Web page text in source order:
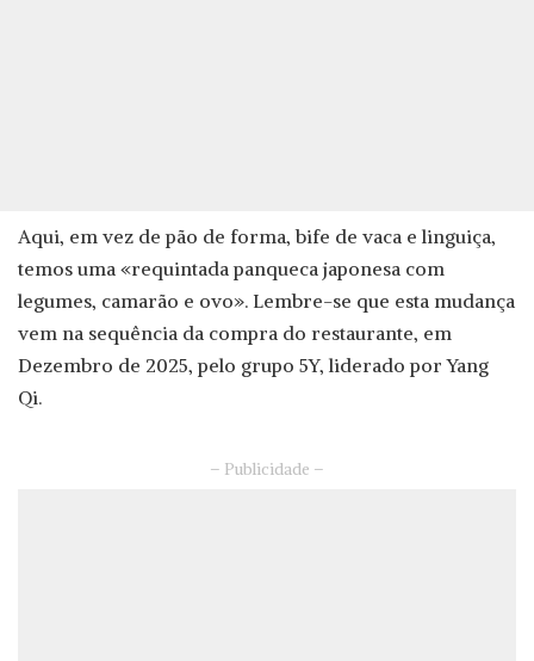
Aqui, em vez de pão de forma, bife de vaca e linguiça,
temos uma «requintada panqueca japonesa com
legumes, camarão e ovo». Lembre-se que esta mudança
vem na sequência da compra do restaurante, em
Dezembro de 2025, pelo grupo 5Y, liderado por Yang
Qi.
– Publicidade –